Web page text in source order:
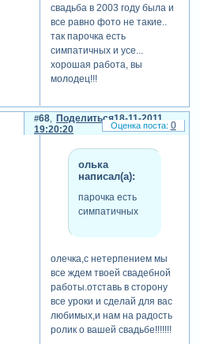
свадьба в 2003 году была и
все равно фото не такие..
так парочка есть
симпатичных и усе...
хорошая работа, вы
молодец!!!
Поделиться
68
18-11-2011
19:20:20
олька
написал(а):
парочка есть
симпатичных
олечка,с нетерпением мы
все ждем твоей свадебной
работы.отставь в сторону
все уроки и сделай для вас
любимых,и нам на радость
ролик о вашей свадьбе!!!!!!!
0